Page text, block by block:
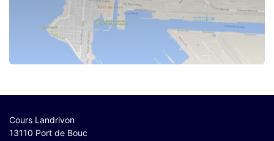
Cours Landrivon
13110 Port de Bouc